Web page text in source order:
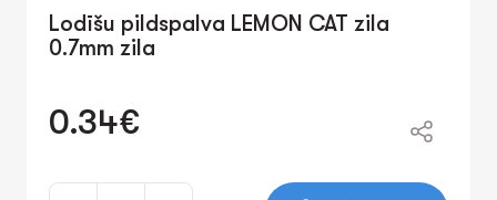
Lodīšu pildspalva LEMON CAT zila
0.7mm zila
0.34€